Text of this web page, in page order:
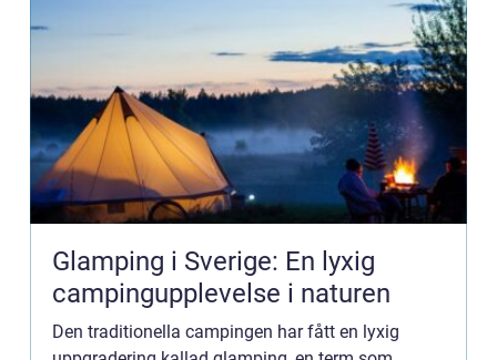
Glamping i Sverige: En lyxig
campingupplevelse i naturen
Den traditionella campingen har fått en lyxig